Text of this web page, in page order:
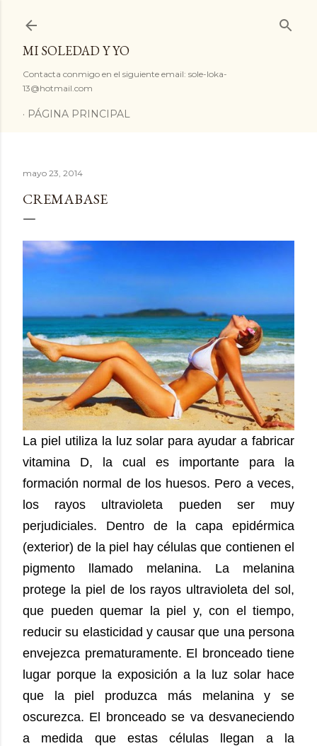
MI SOLEDAD Y YO
Contacta conmigo en el siguiente email: sole-loka-
13@hotmail.com
PÁGINA PRINCIPAL
mayo 23, 2014
CREMABASE
La piel utiliza la luz solar para ayudar a fabricar
vitamina D, la cual es importante para la
formación normal de los huesos. Pero a veces,
los rayos ultravioleta pueden ser muy
perjudiciales. Dentro de la capa epidérmica
(exterior) de la piel hay células que contienen el
pigmento llamado melanina. La melanina
protege la piel de los rayos ultravioleta del sol,
que pueden quemar la piel y, con el tiempo,
reducir su elasticidad y causar que una persona
envejezca prematuramente. El bronceado tiene
lugar porque la exposición a la luz solar hace
que la piel produzca más melanina y se
oscurezca. El bronceado se va desvaneciendo
a medida que estas células llegan a la